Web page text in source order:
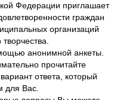
Федерации приглашает
граждан
организаций
творчества.
анонимной анкеты.
прочитайте
ответа, который
для Вас.